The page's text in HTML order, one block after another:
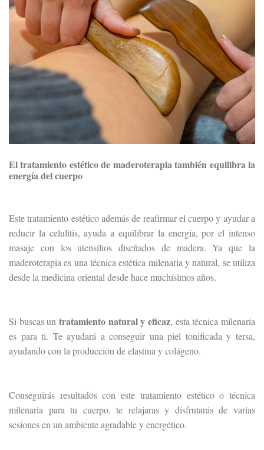
El tratamiento estético de maderoterapia también equilibra la
energía del cuerpo
Este tratamiento estético además de reafirmar el cuerpo y ayudar a
reducir la celulitis, ayuda a equilibrar la energía, por el intenso
masaje con los utensilios diseñados de madera. Ya que la
maderoterapia es una técnica estética milenaria y natural, se utiliza
desde la medicina oriental desde hace muchísimos años.
Si buscas un tratamiento natural y eficaz, esta técnica milenaria
es para ti. Te ayudará a conseguir una piel tonificada y tersa,
ayudando con la producción de elastina y colágeno.
Conseguirás resultados con este tratamiento estético o técnica
milenaria para tu cuerpo, te relajaras y disfrutarás de varias
sesiones en un ambiente agradable y energético.